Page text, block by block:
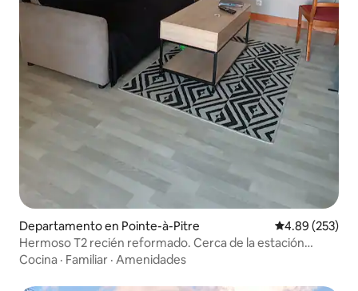
Departamento en Pointe-à-Pitre Calificación
4.89 (253)
Hermoso T2 recién reformado. Cerca de la estación
marítima.
Cocina · Familiar · Amenidades